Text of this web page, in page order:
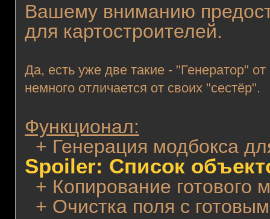
Вашему вниманию
для картостроителей.
Да, есть уже две такие - "Генератор" от
немного отличается от своих "сестёр".
Функционал:
+ Генерация модбокса
Spoiler: Список
+ Копирование готового
+ Очистка поля с